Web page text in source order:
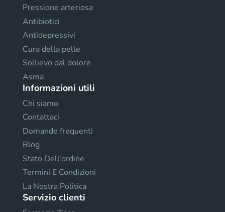
Pressione arteriosa
Antibiotici
Antidepressivi
Cura della pelle
Sollievo dal dolore
Asma
Informazioni utili
Chi siamo
Contattaci
Domande frequenti
Blog
Stato Dell'ordine
Termini E Condizioni
La Nostra Politica
Servizio clienti